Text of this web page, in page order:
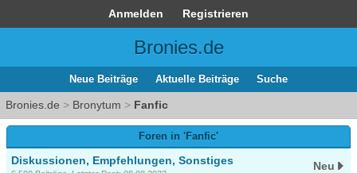
Anmelden Registrieren
Bronies.de
Neue Beiträge Aktuelle Beiträge Suche
Bronies.de > Bronytum > Fanfic
Foren in 'Fanfic'
Diskussionen, Empfehlungen, Sonstiges Neu